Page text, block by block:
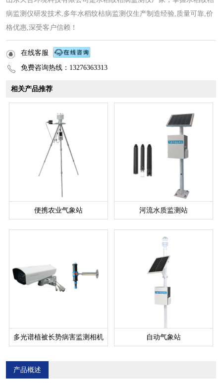
病监测仪研发技术,多年水稻纹枯病监测仪生产制造经验,质量可靠,价
格优惠,深受客户信赖！
在线客服
免费咨询热线：13276363313
相关产品推荐
便携农业气象站 河流水质监测站
多光谱植被长势病害监测相机 自动气象站
产品概述